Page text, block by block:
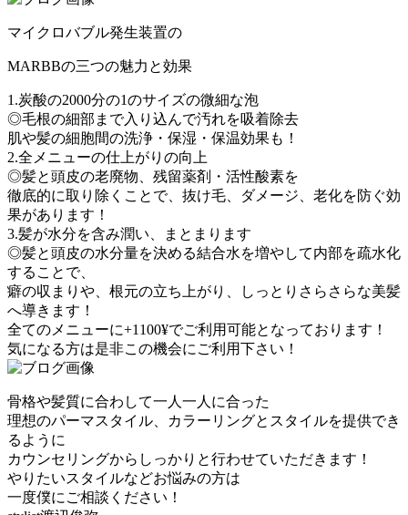
マイクロバブル発生装置の
MARBBの三つの魅力と効果
1.炭酸の2000分の1のサイズの微細な泡
◎毛根の細部まで入り込んで汚れを吸着除去
肌や髪の細胞間の洗浄・保湿・保温効果も！
2.全メニューの仕上がりの向上
◎髪と頭皮の老廃物、残留薬剤・活性酸素を
徹底的に取り除くことで、抜け毛、ダメージ、老化を防ぐ効
果があります！
3.髪が水分を含み潤い、まとまります
◎髪と頭皮の水分量を決める結合水を増やして内部を疏水化
することで、
癖の収まりや、根元の立ち上がり、しっとりさらさらな美髪
へ導きます！
全てのメニューに+1100¥でご利用可能となっております！
気になる方は是非この機会にご利用下さい！
骨格や髪質に合わして一人一人に合った
理想のパーマスタイル、カラーリングとスタイルを提供でき
るように
カウンセリングからしっかりと行わせていただきます！
やりたいスタイルなどお悩みの方は
一度僕にご相談ください！